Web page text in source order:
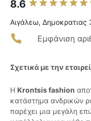
8.6
Αιγάλεω, Δημοκρατιας
Εμφάνιση
Σχετικά με την
Η Krontsis fashion
κατάστημα ανδρικών
παρέχει μια μεγάλη